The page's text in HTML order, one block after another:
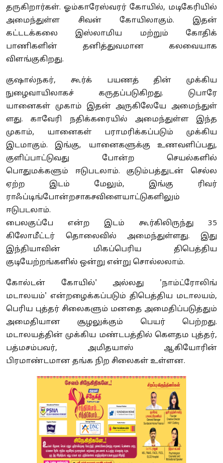
தருகிறார்கள். ஓம்காரேஸ்வரர் கோயில், மடிகேரியில்
அமைந்துள்ள சிவன் கோயிலாகும். இதன்
கட்டடக்கலை இஸ்லாமிய மற்றும் கோதிக்
பாணிகளின் தனித்துவமான கலவையாக
விளங்குகிறது.
குஷால்நகர், கூர்க் பயணத் தின் முக்கிய
நுழைவாயிலாகச் கருதப்படுகிறது. டுபாரே
யானைகள் முகாம் இதன் அருகிலேயே அமைந்துள்
ளது. காவேரி நதிக்கரையில் அமைந்துள்ள இந்த
முகாம், யானைகள் பராமரிக்கப்படும் முக்கிய
இடமாகும். இங்கு, யானைகளுக்கு உணவளிப்பது,
குளிப்பாட்டுவது போன்ற செயல்களில்
பொதுமக்களும் ஈடுபடலாம். குடும்பத்துடன் செல்ல
ஏற்ற இடம் மேலும், இங்கு ரிவர்
ராஃப்டிங்போன்றசாகசவிளையாட்டுகளிலும்
ஈடுபடலாம்.
பைலகுப்பே என்ற இடம் கூர்கிலிருந்து 35
கிலோமீட்டர் தொலைவில் அமைந்துள்ளது. இது
இந்தியாவின் மிகப்பெரிய திபெத்திய
குடியேற்றங்களில் ஒன்று என்று சொல்லலாம்.
கோல்டன் கோயில்' அல்லது 'நாம்ட்ரோலிங்
மடாலயம்' என்றழைக்கப்படும் திபெத்திய மடாலயம்,
பெரிய புத்தர் சிலைகளும் மனதை அமைதிப்படுத்தும்
அமைதியான சூழலுக்கும் பெயர் பெற்றது.
மடாலயத்தின் முக்கிய மண்டபத்தில் கௌதம புத்தர்,
பத்மசம்பவர், அமிதயாஸ் ஆகியோரின்
பிரமாண்டமான தங்க நிற சிலைகள் உள்ளன.